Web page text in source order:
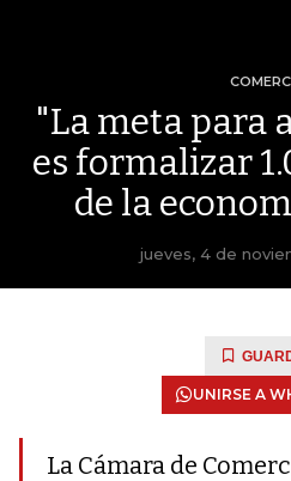
"La meta para
es formalizar
de la
jueves, 4 de
UNIRSE A
La Cámara de